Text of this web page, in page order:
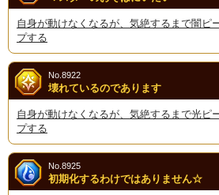
自身が動けなくなるが、気絶するまで闇ピ
プする
壊れているのであります
No.8922
自身が動けなくなるが、気絶するまで光ピ
プする
初期化するわけではありません☆
No.8925